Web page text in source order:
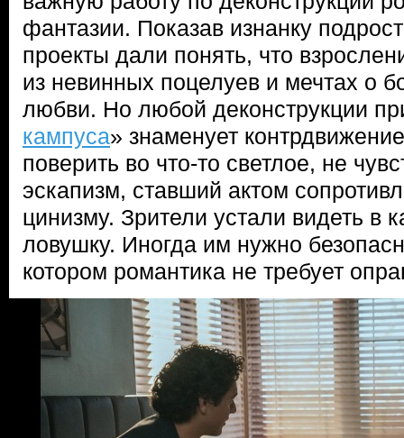
фантазии. Показав изнанку
проекты дали понять, что
из невинных поцелуев и мечтах о
любви. Но любой деконструкции
кампуса» знаменует
поверить во что-то светлое, не
эскапизм, ставший актом
цинизму. Зрители устали видеть в
ловушку. Иногда им нужно
котором романтика не требует